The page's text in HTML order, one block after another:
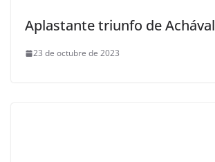
Aplastante triunfo de Achával
23 de octubre de 2023